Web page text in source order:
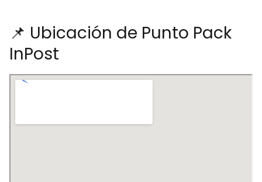
📌 Ubicación de Punto Pack
InPost